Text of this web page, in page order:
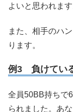
よいと思われます
また、相手のハ
ります。
例3 負けてい
全員50BB持ちで
られました。あ